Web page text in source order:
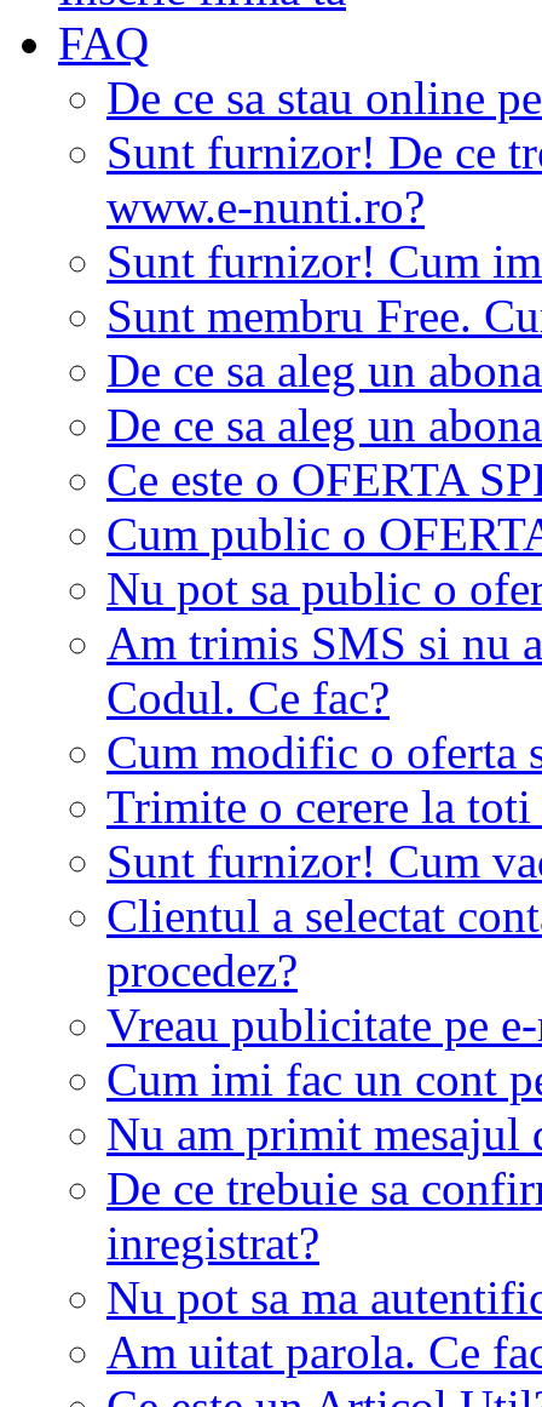
FAQ
De ce sa stau online
Sunt furnizor! De ce
www.e-nunti.ro?
Sunt furnizor! Cum
Sunt membru Free.
De ce sa aleg un
De ce sa aleg un
Ce este o OFERTA
Cum public o
Nu pot sa public o
Am trimis SMS si nu
Codul. Ce fac?
Cum modific o oferta
Trimite o cerere la
Sunt furnizor! Cum
Clientul a selectat
procedez?
Vreau publicitate pe
Cum imi fac un cont
Nu am primit mesajul
De ce trebuie sa
inregistrat?
Nu pot sa ma
Am uitat parola. Ce